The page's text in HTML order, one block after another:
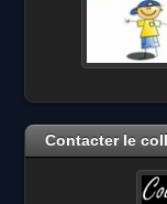
Contacter le